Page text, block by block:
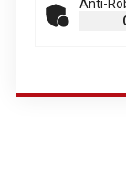
Anti-